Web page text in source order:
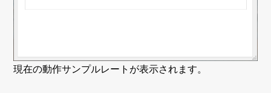
現在の動作サンプルレートが表示されます。